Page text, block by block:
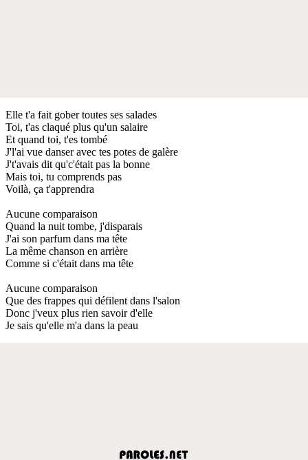
Elle t'a fait gober toutes ses salades
Toi, t'as claqué plus qu'un salaire
Et quand toi, t'es tombé
J'l'ai vue danser avec tes potes de galère
J't'avais dit qu'c'était pas la bonne
Mais toi, tu comprends pas
Voilà, ça t'apprendra
Aucune comparaison
Quand la nuit tombe, j'disparais
J'ai son parfum dans ma tête
La même chanson en arrière
Comme si c'était dans ma tête
Aucune comparaison
Que des frappes qui défilent dans l'salon
Donc j'veux plus rien savoir d'elle
Je sais qu'elle m'a dans la peau